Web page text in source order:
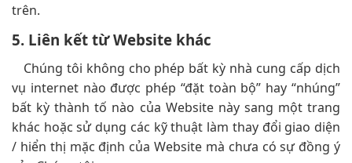
trên.
5. Liên kết từ Website khác
Chúng tôi không cho phép bất kỳ nhà cung cấp dịch
vụ internet nào được phép “đặt toàn bộ” hay “nhúng”
bất kỳ thành tố nào của Website này sang một trang
khác hoặc sử dụng các kỹ thuật làm thay đổi giao diện
/ hiển thị mặc định của Website mà chưa có sự đồng ý